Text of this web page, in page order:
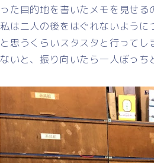
った目的地を書いたメモを見せ
私は二人の後をはぐれないよう
と思うくらいスタスタと行って
ないと、振り向いたら一人ぼっち